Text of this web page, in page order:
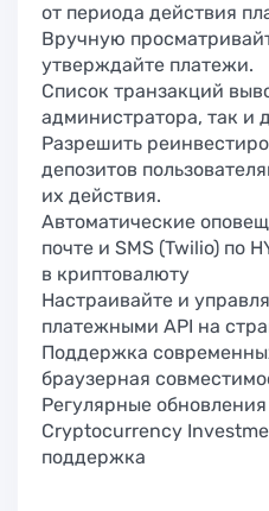
от периода действия
Вручную
утверждайте платежи.
Список транзакций
администратора, так и
Разрешить
депозитов
их действия.
Автоматические
почте и SMS (Twilio) по
в криптовалюту
Настраивайте и
платежными API на
Поддержка
браузерная
Регулярные обновления
Cryptocurrency
поддержка